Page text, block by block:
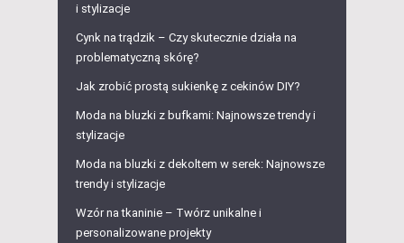
i stylizacje
Cynk na trądzik – Czy skutecznie działa na
problematyczną skórę?
Jak zrobić prostą sukienkę z cekinów DIY?
Moda na bluzki z bufkami: Najnowsze trendy i
stylizacje
Moda na bluzki z dekoltem w serek: Najnowsze
trendy i stylizacje
Wzór na tkaninie – Twórz unikalne i
personalizowane projekty